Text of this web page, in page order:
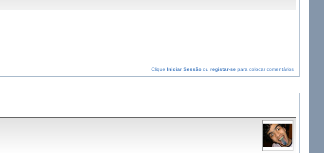
Clique Iniciar Sessãoou registar-separa colocar comentários